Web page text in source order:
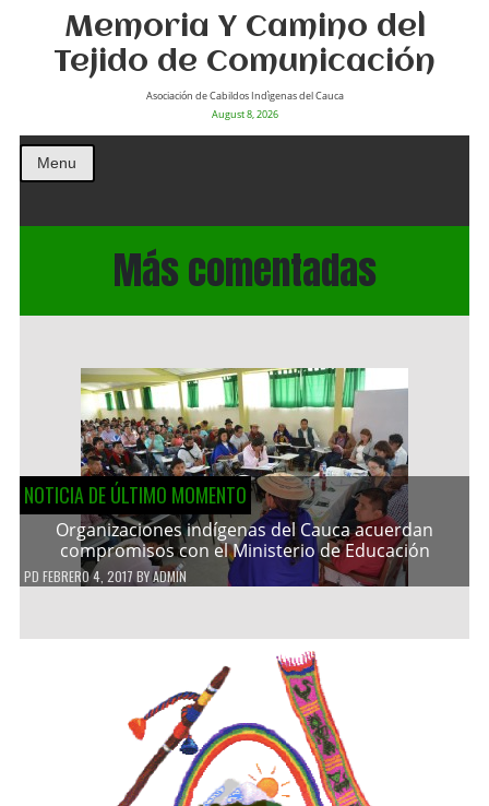
Memoria Y Camino del
Tejido de Comunicación
Asociación de Cabildos Indìgenas del Cauca
August 8, 2026
Menu
Más comentadas
NOTICIA DE ÚLTIMO MOMENTO
Organizaciones indígenas del Cauca acuerdan
compromisos con el Ministerio de Educación
PD FEBRERO 4, 2017 BYADMIN